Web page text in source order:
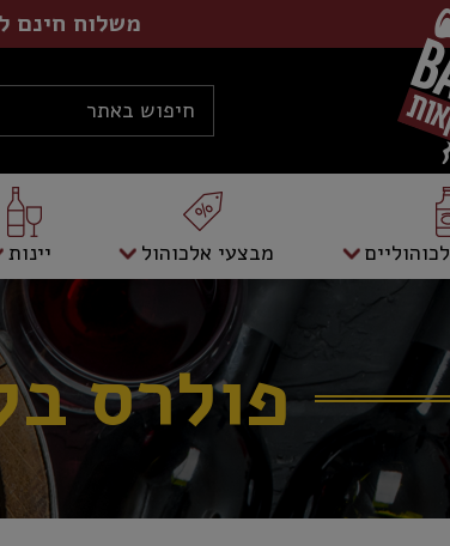
משלוח חינם
מבצעי אלכוהול יינות
פולרס